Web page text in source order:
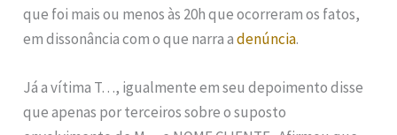
que foi mais ou menos às 20h que ocorreram os fatos,
em dissonância com o que narra adenúncia.
Já a vítima T…, igualmente em seu depoimento disse
que apenas por terceiros sobre o suposto